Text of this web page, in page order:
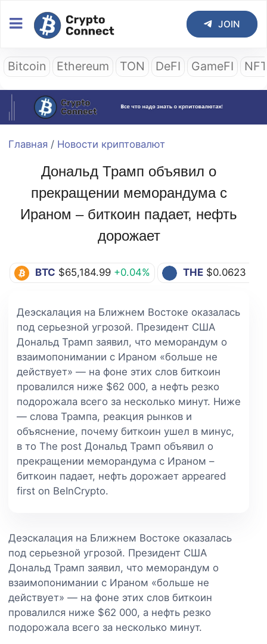
JOIN
Bitcoin Ethereum TON DeFI GameFI
Главная / Новости криптовалют
Дональд Трамп объявил о
прекращении меморандума с
Ираном – биткоин падает, нефть
дорожает
BTC $65,184.99 +0.04% THE $0.0623
Деэскалация на Ближнем Востоке оказалась
под серьезной угрозой. Президент США
Дональд Трамп заявил, что меморандум о
взаимопонимании с Ираном «больше не
действует» — на фоне этих слов биткоин
провалился ниже $62 000, а нефть резко
подорожала всего за несколько минут. Ниже
— слова Трампа, реакция рынков и
объяснение, почему биткоин ушел в минус,
в то The post Дональд Трамп объявил о
прекращении меморандума с Ираном –
биткоин падает, нефть дорожает appeared
first on BeInCrypto.
Деэскалация на Ближнем Востоке оказалась
под серьезной угрозой. Президент США
Дональд Трамп заявил, что меморандум о
взаимопонимании с Ираном «больше не
действует» — на фоне этих слов биткоин
провалился ниже $62 000, а нефть резко
подорожала всего за несколько минут.